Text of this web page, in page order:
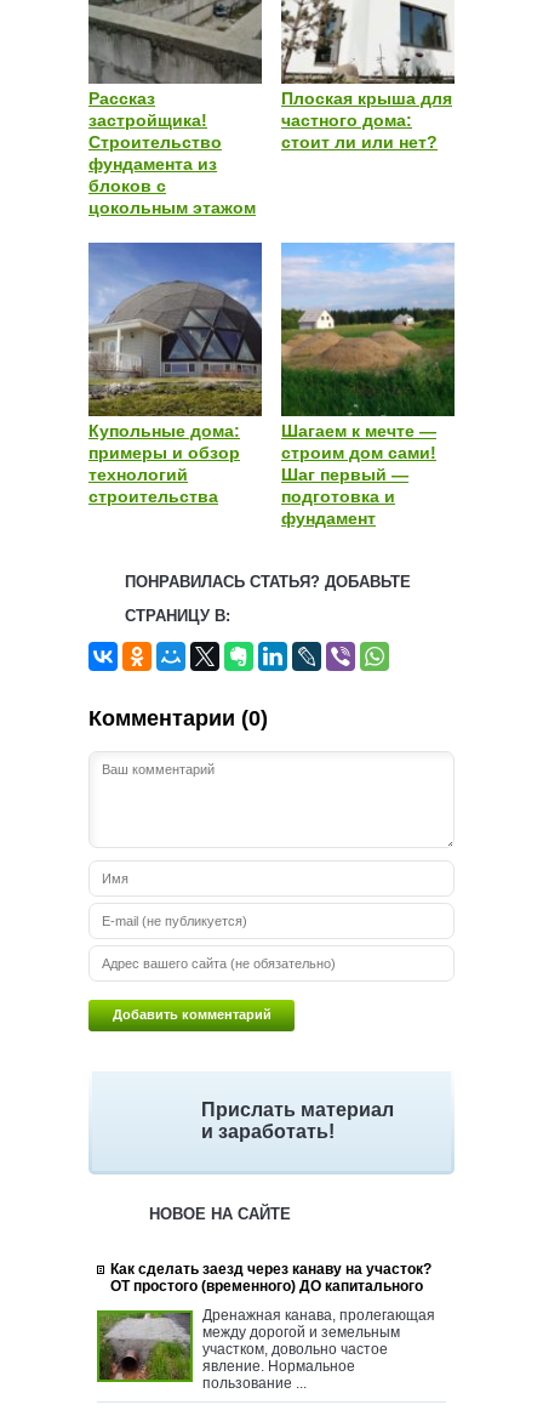
Рассказ
застройщика!
Строительство
фундамента из
блоков с
цокольным этажом
Плоская крыша для
частного дома:
стоит ли или нет?
Купольные дома:
примеры и обзор
технологий
строительства
Шагаем к мечте —
строим дом сами!
Шаг первый —
подготовка и
фундамент
ПОНРАВИЛАСЬ СТАТЬЯ? ДОБАВЬТЕ
СТРАНИЦУ В:
Комментарии (0)
Прислать материал
и заработать!
НОВОЕ НА САЙТЕ
Как сделать заезд через канаву на участок?
ОТ простого (временного) ДО капитального
Дренажная канава, пролегающая
между дорогой и земельным
участком, довольно частое
явление. Нормальное
пользование ...